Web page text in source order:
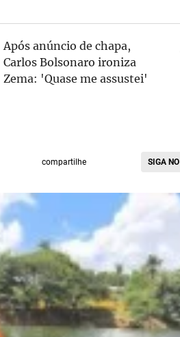
Após anúncio de chapa,
Carlos Bolsonaro ironiza
Zema: 'Quase me assustei'
compartilhe SIGA NO